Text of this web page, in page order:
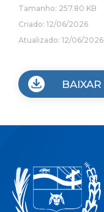
Tamanho: 257.80 KB
Criado: 12/06/2026
Atualizado: 12/06/2026
BAIXAR